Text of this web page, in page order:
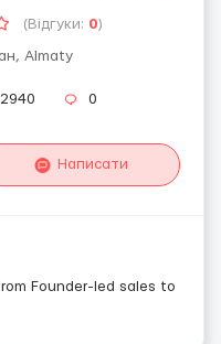
(Відгуки: 0)
Almaty
2940 0
Написати
Founder-led sales to